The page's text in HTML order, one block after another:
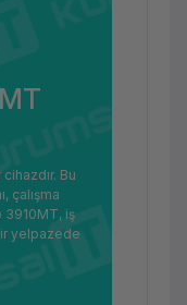
Bu
çalışma
3910MT, iş
yelpazede